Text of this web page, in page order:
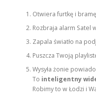
Otwiera furtkę i
Rozbraja alarm Satel
Zapala światło na
Puszcza Twoją
Wysyła żonie
To inteligentny
Robimy to w Łodzi i